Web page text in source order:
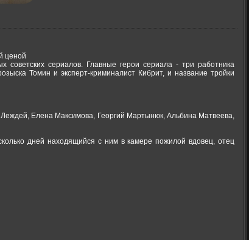
ценой
советских сериалов. Главные герои сериала - три работника
Томин и эксперт-криминалист Кибрит, и название тройки
Елена Максимова, Георгий Мартынюк, Альбина Матвеева,
дней находящийся с ним в камере пожилой вдовец, отец